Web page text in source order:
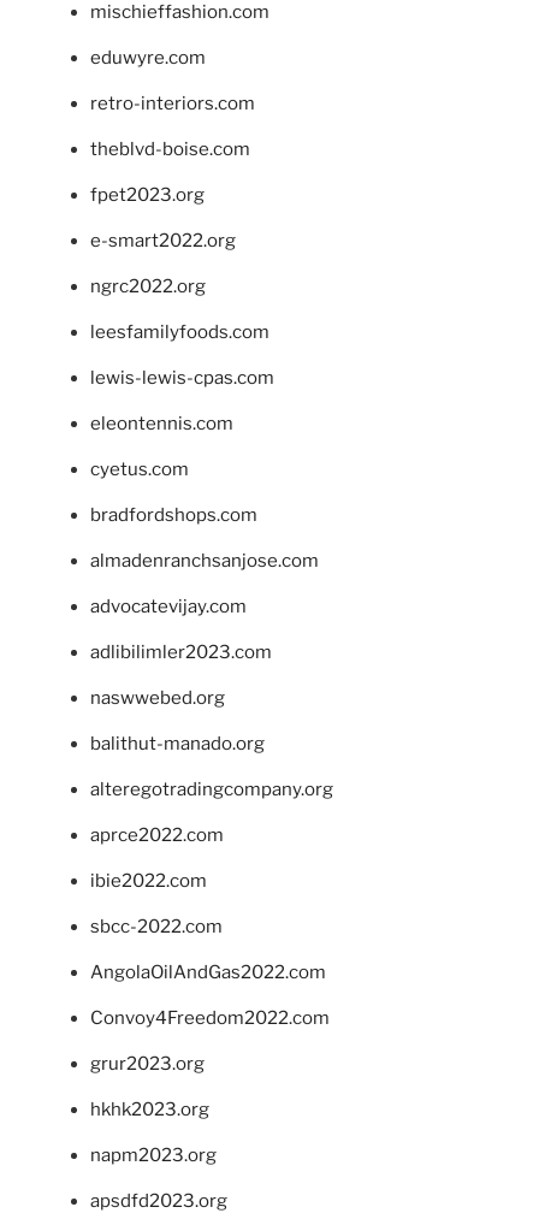
mischieffashion.com
eduwyre.com
retro-interiors.com
theblvd-boise.com
fpet2023.org
e-smart2022.org
ngrc2022.org
leesfamilyfoods.com
lewis-lewis-cpas.com
eleontennis.com
cyetus.com
bradfordshops.com
almadenranchsanjose.com
advocatevijay.com
adlibilimler2023.com
naswwebed.org
balithut-manado.org
alteregotradingcompany.org
aprce2022.com
ibie2022.com
sbcc-2022.com
AngolaOilAndGas2022.com
Convoy4Freedom2022.com
grur2023.org
hkhk2023.org
napm2023.org
apsdfd2023.org